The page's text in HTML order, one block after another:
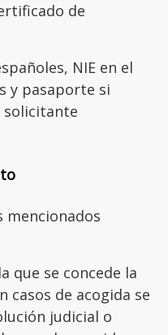
de
NIE en el
y pasaporte si
solicitante
mencionados
que se concede la
casos de acogida se
judicial o